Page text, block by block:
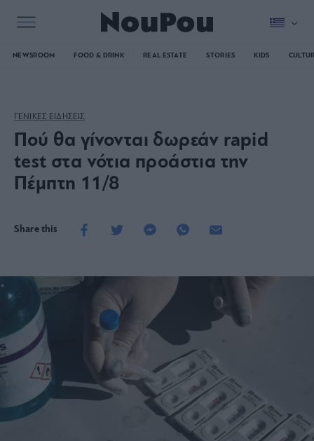
NEWSROOM FOOD & DRINK REAL ESTATE STORIES KIDS
ΓΕΝΙΚΕΣ ΕΙΔΗΣΕΙΣ
Πού θα γίνονται δωρεάν rapid
test στα νότια προάστια την
Πέμπτη 11/8
Share this